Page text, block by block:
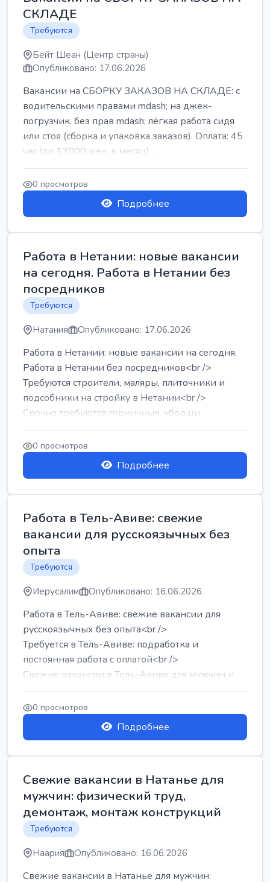
СКЛАДЕ
Требуются
Бейт Шеан (Центр страны)
Опубликовано: 17.06.2026
Вакансии на СБОРКУ ЗАКАЗОВ НА СКЛАДЕ: с
водительскими правами mdash; на джек-
погрузчик. без прав mdash; лёгкая работа сидя
или стоя (сборка и упаковка заказов). Оплата: 45
час (до 13000 шек. в месяц) ...
0 просмотров
Подробнее
Работа в Нетании: новые вакансии
на сегодня. Работа в Нетании без
посредников
Требуются
Натания Опубликовано: 17.06.2026
Работа в Нетании: новые вакансии на сегодня.
Работа в Нетании без посредников<br />
Требуются строители, маляры, плиточники и
подсобники на стройку в Нетании<br />
Срочно требуются горничные, уборщи...
0 просмотров
Подробнее
Работа в Тель-Авиве: свежие
вакансии для русскоязычных без
опыта
Требуются
Иерусалим Опубликовано: 16.06.2026
Работа в Тель-Авиве: свежие вакансии для
русскоязычных без опыта<br />
Требуется в Тель-Авиве: подработка и
постоянная работа с оплатой<br />
Свежие вакансии в Тель-Авиве для мужчин и
женщин от хозя...
0 просмотров
Подробнее
Свежие вакансии в Натанье для
мужчин: физический труд,
демонтаж, монтаж конструкций
Требуются
Наария Опубликовано: 16.06.2026
Свежие вакансии в Натанье для мужчин: